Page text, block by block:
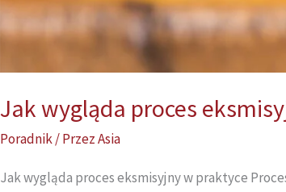
Jak wygląda proces
Poradnik/ PrzezAsia
Jak wygląda proces eksmisyjny w praktyce